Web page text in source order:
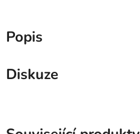
Popis
Diskuze